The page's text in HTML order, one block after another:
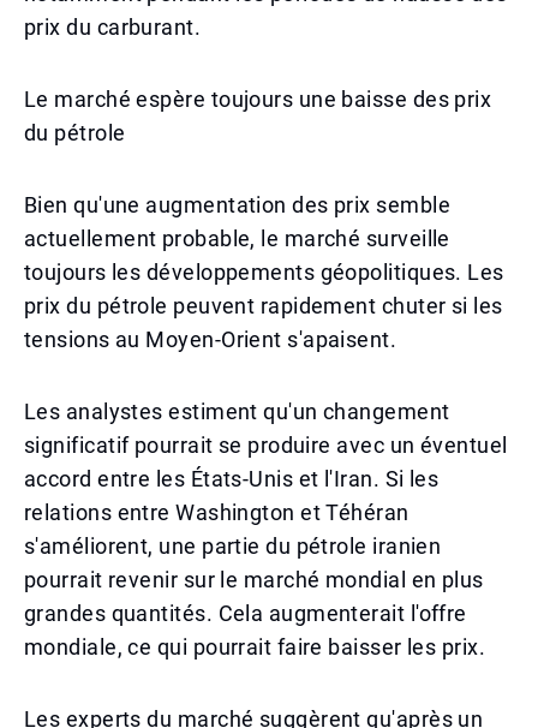
prix du carburant.
Le marché espère toujours une baisse des prix
du pétrole
Bien qu'une augmentation des prix semble
actuellement probable, le marché surveille
toujours les développements géopolitiques. Les
prix du pétrole peuvent rapidement chuter si les
tensions au Moyen-Orient s'apaisent.
Les analystes estiment qu'un changement
significatif pourrait se produire avec un éventuel
accord entre les États-Unis et l'Iran. Si les
relations entre Washington et Téhéran
s'améliorent, une partie du pétrole iranien
pourrait revenir sur le marché mondial en plus
grandes quantités. Cela augmenterait l'offre
mondiale, ce qui pourrait faire baisser les prix.
Les experts du marché suggèrent qu'après un